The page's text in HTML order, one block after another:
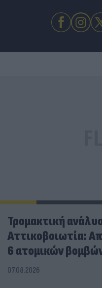
Τρομακτική
Αττικοβοιωτία:
6 ατομικών
07.08.2026